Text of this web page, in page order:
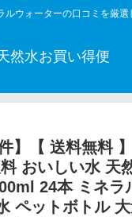
ルウォーターの口コミを厳選
然水お買い得便
】【 送料無料
おいしい水 天
24本 ミネラ
ペットボトル